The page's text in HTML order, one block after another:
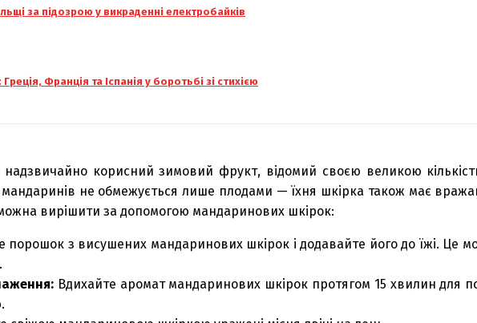
за підозрою у викраденні електробайків
Франція та Іспанія у боротьбі зі стихією
корисний зимовий фрукт, відомий своєю великою кількістю
не обмежується лише плодами — їхня шкірка також має
можна вирішити за допомогою мандаринових шкірок:
порошок з висушених мандаринових шкірок і додавайте його до їжі. Це
Вдихайте аромат мандаринових шкірок протягом 15 хвилин для